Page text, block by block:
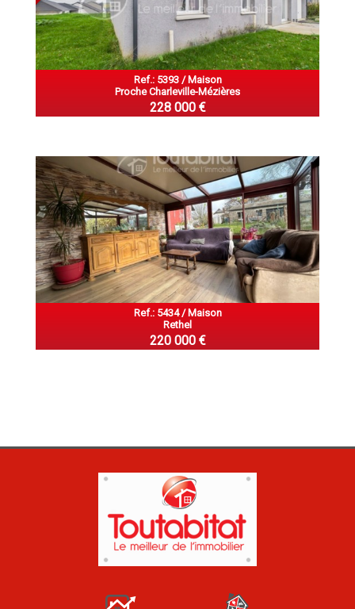
Ref.: 5393 / Maison
Proche Charleville-Mézières
228 000 €
Ref.: 5434 / Maison
Rethel
220 000 €